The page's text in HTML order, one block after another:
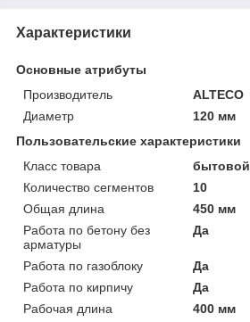
Характеристики
Основные атрибуты
Производитель
ALTECO
Диаметр
120 мм
Пользовательские характеристики
Класс товара
бытовой
Количество сегментов
10
Общая длина
450 мм
Работа по бетону без
арматуры
Да
Работа по газоблоку
Да
Работа по кирпичу
Да
Рабочая длина
400 мм